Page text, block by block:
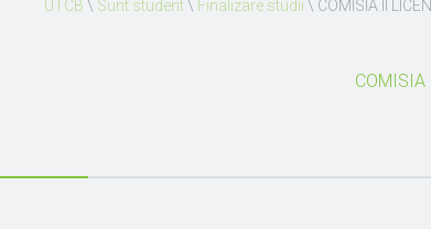
UTCB \ Sunt student\ Finalizare studii \ COMISIA II